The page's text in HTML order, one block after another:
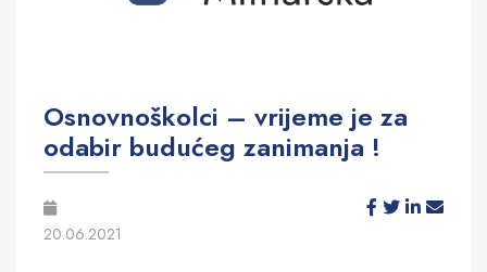
Osnovnoškolci – vrijeme je za
odabir budućeg zanimanja !
20.06.2021